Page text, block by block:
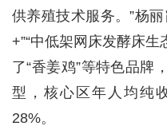
供养殖技术服务。”杨
+”“中低架网床发酵床
了“香姜鸡”等特色品牌
型，核心区年人均纯
28%。